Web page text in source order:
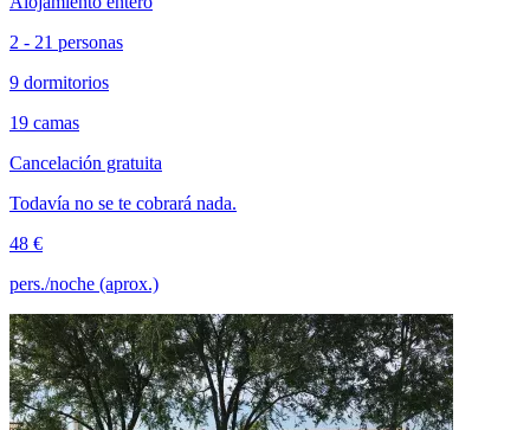
2 - 21 personas
9 dormitorios
19 camas
Cancelación gratuita
Todavía no se te cobrará nada.
48 €
pers./noche (aprox.)